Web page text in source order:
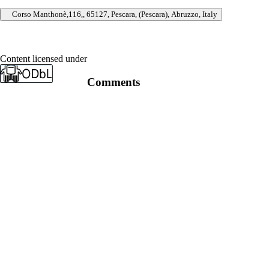
Corso Manthonè,116,, 65127, Pescara, (Pescara), Abruzzo, Italy
Content licensed under
Comments